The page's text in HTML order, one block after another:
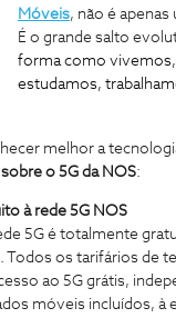
Móveis, não é
É o grande salto
forma como
estudamos,
melhor a
o 5G da NOS:
à rede 5G NOS
5G é totalmente
Todos os tarifários de
ao 5G grátis,
móveis incluídos, à